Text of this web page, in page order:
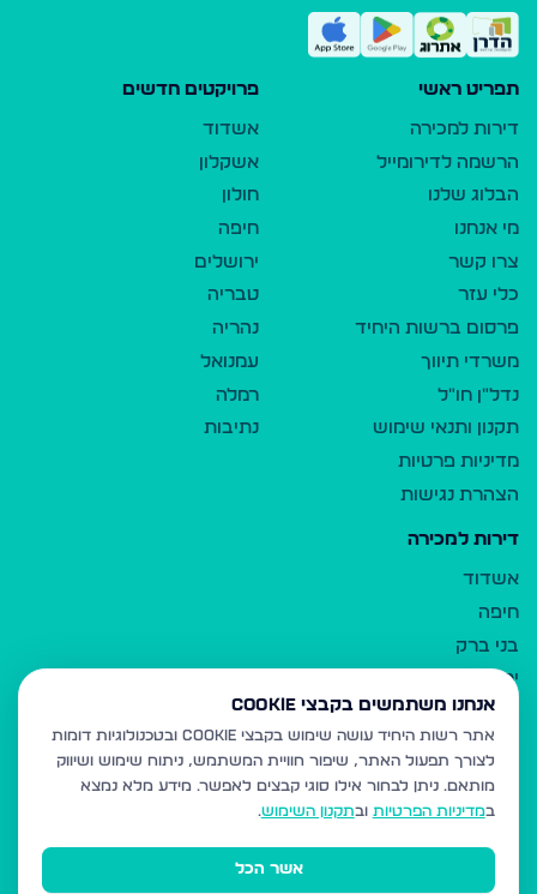
תפריט ראשי
דירות למכירה
הרשמה לדירומייל
הבלוג שלנו
מי אנחנו
צרו קשר
כלי עזר
פרסום ברשות היחיד
משרדי תיווך
נדל"ן חו"ל
תקנון ותנאי שימוש
מדיניות פרטיות
הצהרת נגישות
פרויקטים חדשים
אשדוד
אשקלון
חולון
חיפה
ירושלים
טבריה
נהריה
עמנואל
רמלה
נתיבות
דירות למכירה
אשדוד
חיפה
בני ברק
ירושלים
אלעד
גבעת זאב
בית שמש
רכסים
מודיעין עילית
אנחנו משתמשים בקבצי Cookie
אתר רשות היחיד עושה שימוש בקבצי Cookie ובטכנולוגיות דומות
לצורך תפעול האתר, שיפור חוויית המשתמש, ניתוח שימוש ושיווק
מותאם. ניתן לבחור אילו סוגי קבצים לאפשר. מידע מלא נמצא
במדיניות הפרטיות ובתקנון השימוש.
אשר הכל